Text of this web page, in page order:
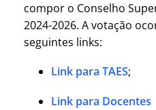
compor o Conselho
2024-2026. A votação
seguintes links:
Link para TAES;
Link para Docentes